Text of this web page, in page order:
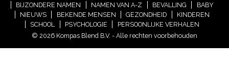
BIJZONDERE NAMEN
NAMEN VAN A-Z BEVALLING
BABY
NIEUWS
BEKENDE MENSEN GEZONDHEID
KINDEREN
SCHOOL
PSYCHOLOGIE
PERSOONLIJKE VERHALEN
© 2026 Kompas Blend B.V. - Alle rechten voorbehouden